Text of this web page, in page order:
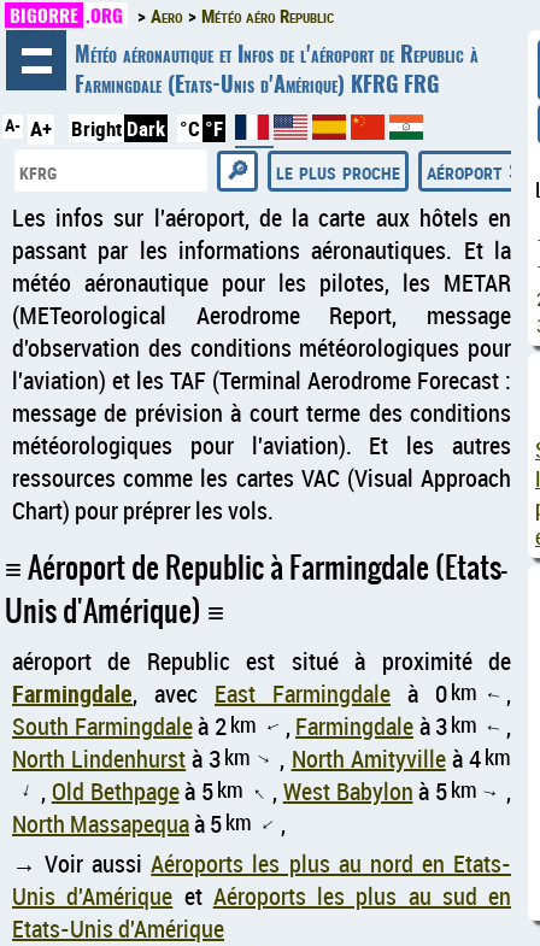
BIGORRE .ORG Aero Météo aéro Republic
Météo aéronautique et Infos de l'aéroport de Republic à
Farmingdale (Etats-Unis d'Amérique) KFRG FRG
A- A+ Bright Dark °C °F
le plus proche
aéroport
Les infos sur l'aéroport, de la carte aux hôtels en
passant par les informations aéronautiques. Et la
météo aéronautique pour les pilotes, les METAR
(METeorological Aerodrome Report, message
d'observation des conditions météorologiques pour
l'aviation) et les TAF (Terminal Aerodrome Forecast :
message de prévision à court terme des conditions
météorologiques pour l'aviation). Et les autres
ressources comme les cartes VAC (Visual Approach
Chart) pour préprer les vols.
Aéroport de Republic à Farmingdale (Etats-
Unis d'Amérique)
aéroport de Republic est situé à proximité de
Farmingdale, avec East Farmingdale à 0km ↑ ,
South Farmingdaleà 2km ↑ ,Farmingdaleà 3km ↑
,
North Lindenhurstà 3km ↑ , North Amityvilleà 4km
↑ , Old Bethpageà 5km ↑ ,West Babylonà 5km ↑
,
North Massapequaà 5km ↑ ,
→ Voir aussiAéroports les plus au nord en Etats-
Unis d'Amérique et Aéroports les plus au sud en
Etats-Unis d'Amérique